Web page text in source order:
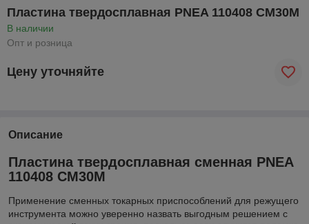
Пластина твердосплавная PNEA 110408 СМ30M
В наличии
Опт и розница
Цену уточняйте
Описание
Пластина твердосплавная сменная PNEA
110408 СМ30M
Применение сменных токарных приспособлений для режущего
инструмента можно уверенно назвать выгодным решением с